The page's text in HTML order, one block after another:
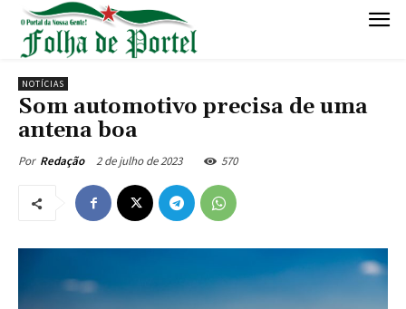
NOTÍCIAS
Som automotivo precisa de uma
antena boa
Por Redação 2 de julho de 2023 570